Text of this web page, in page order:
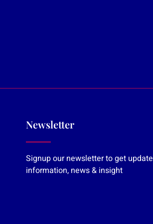
Newsletter
Signup our newsletter to get update
information, news & insight